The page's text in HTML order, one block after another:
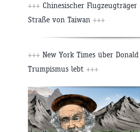
+++ Chinesischer
Straße von Taiwan +++
+++ New York Times über
Trumpismus lebt +++